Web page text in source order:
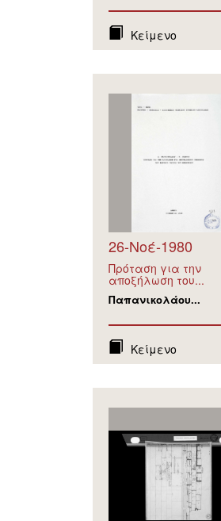
Κείμενο
26-Νοέ-1980
Πρόταση για την
αποξήλωση του...
Παπανικολάου...
Κείμενο